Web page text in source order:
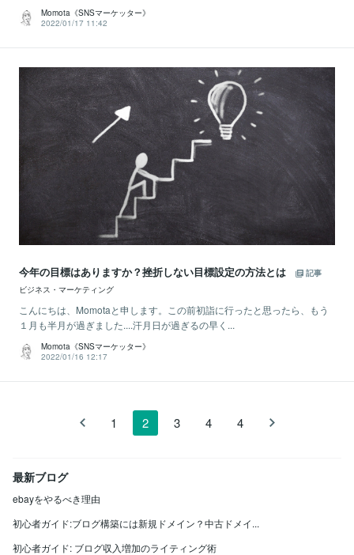
Momota《SNSマーケッター》
2022/01/17 11:42
今年の目標はありますか？挫折しない目標設定の方法とは
記事
ビジネス・マーケティング
こんにちは、Momotaと申します。この前初詣に行ったと思ったら、もう
１月も半月が過ぎました....汗月日が過ぎるの早く...
Momota《SNSマーケッター》
2022/01/16 12:17
1 2 3 4 4
最新ブログ
ebayをやるべき理由
初心者ガイド:ブログ構築には新規ドメイン？中古ドメイ...
初心者ガイド: ブログ収入増加のライティング術